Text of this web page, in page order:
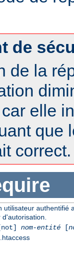
de
de la
elle
que
correct.
utilisateur authentifié
nom-entité[